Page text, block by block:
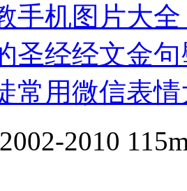
手机图片大
圣经经文金
常用微信表
2010